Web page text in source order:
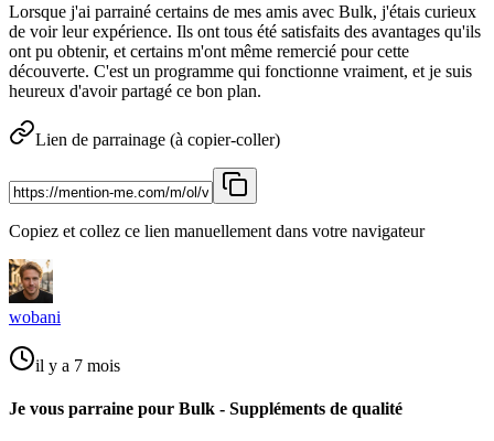
Lorsque j'ai parrainé certains de mes amis avec Bulk, j'étais curieux
de voir leur expérience. Ils ont tous été satisfaits des avantages qu'ils
ont pu obtenir, et certains m'ont même remercié pour cette
découverte. C'est un programme qui fonctionne vraiment, et je suis
heureux d'avoir partagé ce bon plan.
Lien de parrainage (à copier-coller)
Copiez et collez ce lien manuellement dans votre navigateur
wobani
il y a 7 mois
Je vous parraine pour Bulk - Suppléments de qualité